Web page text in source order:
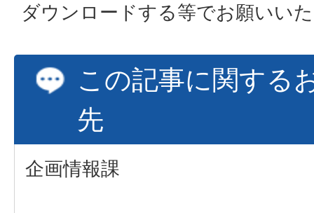
ダウンロードする等でお願いい
この記事に関する
先
企画情報課